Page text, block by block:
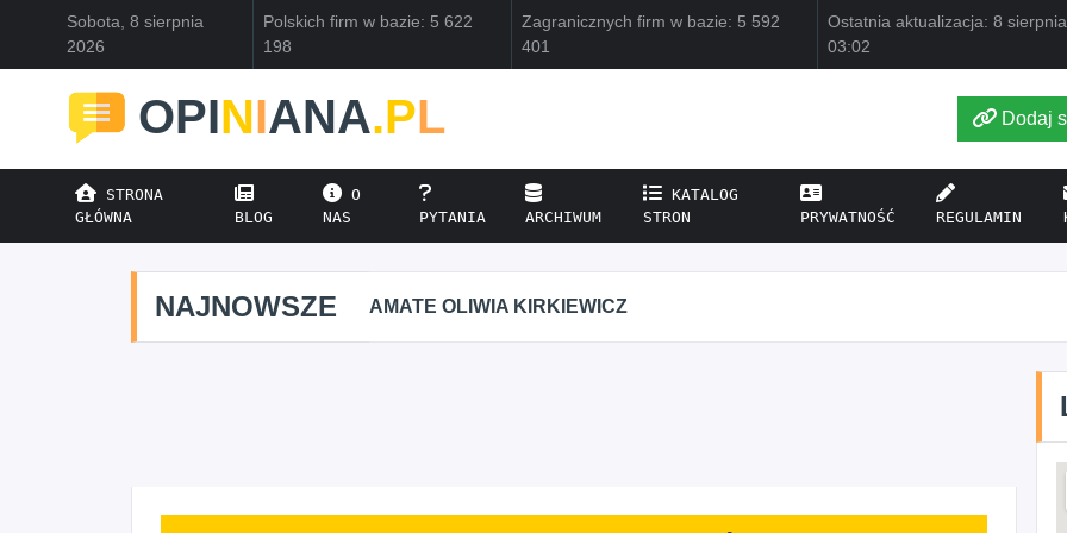
Sobota, 8 sierpnia
2026
Polskich firm w bazie: 5 622
198
Zagranicznych firm w bazie: 5 592
401
Ostatnia aktualizacja: 8
03:02
OPINIANA.PL Dodaj
STRONA
GŁÓWNA
BLOG
O
NAS
PYTANIA ARCHIWUM
KATALOG
STRON
PRYWATNOŚĆ REGULAMIN
NAJNOWSZE AMATE OLIWIA KIRKIEWICZ